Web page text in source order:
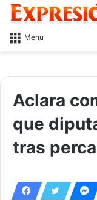
Menu
Aclara
que
tras